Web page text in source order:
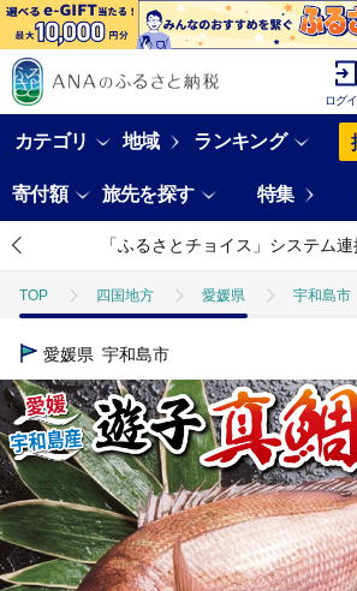
ログ
カテゴリ 地域 ランキング
寄付額 旅先を探す 特集
「ふるさとチョイス」システム
TOP 四国地方 愛媛県 宇和島市
TOP
TOP 魚介類 干物 ほかの干物
TOP 魚介類 鮮魚 【愛媛県宇
TOP 魚介類 鮮魚 刺身
TOP 魚介類 鮮魚 ほかの鮮魚
愛媛県 宇和島市